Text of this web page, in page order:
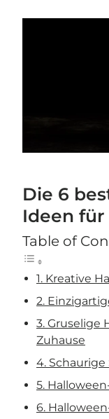
Die 6
Ideen für
Table of
1. Kreative
2.
3. Gruselige
Zuhause
4.
5.
6.